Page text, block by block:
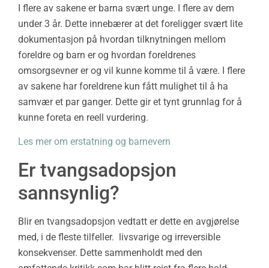
I flere av sakene er barna svært unge. I flere av dem
under 3 år. Dette innebærer at det foreligger svært lite
dokumentasjon på hvordan tilknytningen mellom
foreldre og barn er og hvordan foreldrenes
omsorgsevner er og vil kunne komme til å være. I flere
av sakene har foreldrene kun fått mulighet til å ha
samvær et par ganger. Dette gir et tynt grunnlag for å
kunne foreta en reell vurdering.
Les mer om erstatning og barnevern
Er tvangsadopsjon
sannsynlig?
Blir en tvangsadopsjon vedtatt er dette en avgjørelse
med, i de fleste tilfeller. livsvarige og irreversible
konsekvenser. Dette sammenholdt med den